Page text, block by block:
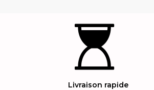
Livraison rapide